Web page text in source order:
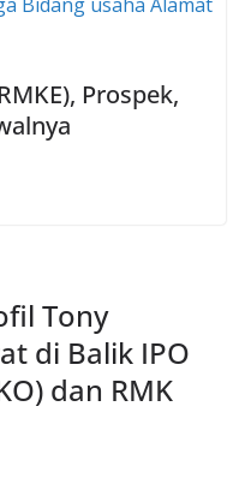
Prospek,
Tony
di Balik IPO
dan RMK